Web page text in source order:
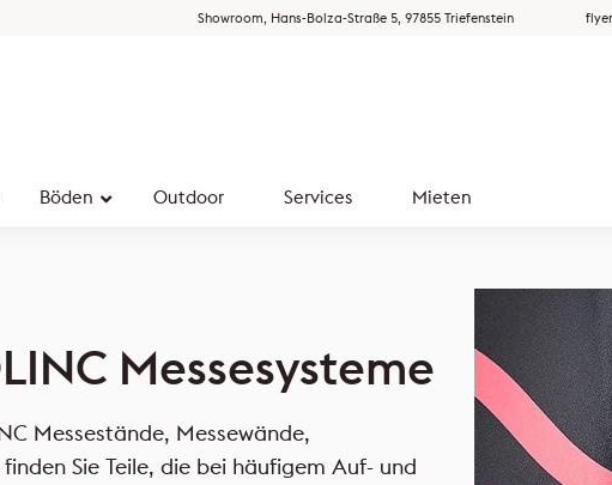
Showroom, Hans-Bolza-Straße 5, 97855 Triefenstein
Böden Outdoor Services Mieten
Messesysteme
Messestände, Messewände,
Sie Teile, die bei häufigem Auf- und